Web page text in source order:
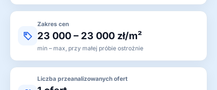
Zakres cen
23 000 – 23 000 zł/m²
min – max, przy małej próbie ostrożnie
Liczba przeanalizowanych ofert